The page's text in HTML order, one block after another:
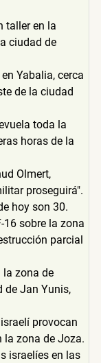
taller en la
ciudad de
Yabalia, cerca
de la ciudad
toda la
horas de la
Olmert,
proseguirá".
hoy son 30.
16 sobre la zona
parcial
la zona de
de Jan Yunis,
provocan
la zona de Joza.
israelíes en las